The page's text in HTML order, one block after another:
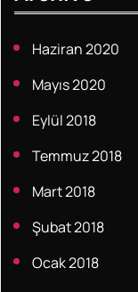
Haziran 2020
Mayıs 2020
Eylül 2018
Temmuz 2018
Mart 2018
Şubat 2018
Ocak 2018